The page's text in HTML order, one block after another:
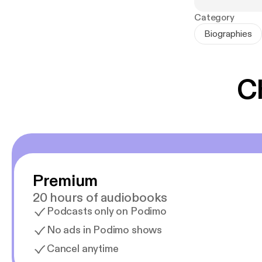
veriteosta,
Vartti Isberg
Mäkinen (s.
entinen
Category
Biographies
Premium
20 hours of audiobooks
Podcasts only on Podimo
No ads in Podimo shows
Cancel anytime